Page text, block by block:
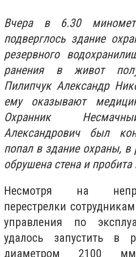
Вчера в 6.30
подверглось здание
резервного
ранения в живот
Пилипчук Александр
ему оказывают
Охранник
Александрович был
попал в здание охраны, в
обрушена стена и
Несмотря на
перестрелки
управления по
удалось запустить в
диаметром 2100